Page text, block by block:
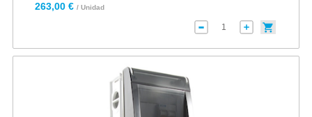
263,00 € / Unidad